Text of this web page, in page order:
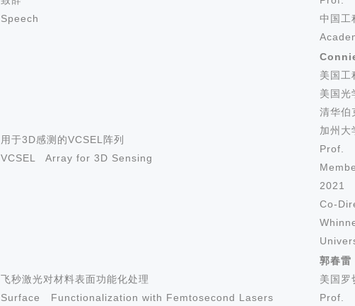
Speech
中国工
用于3D感测的VCSEL阵列
VCSEL Array for 3D Sensing
Co
美国工
美国光
清华伯
加州大
Prof.
2021
Co-
飞秒激光对材料表面功能化处理
Surface Functionalization with Femtosecond Lasers
郭春雷
美国罗
Prof.